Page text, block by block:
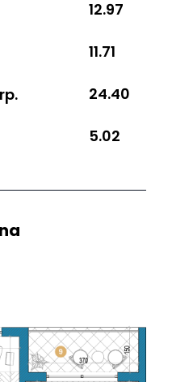
12.97
11.71
24.40
5.02